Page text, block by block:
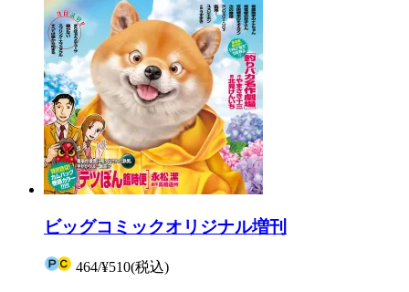
ビッグコミックオリジナル増刊
464/¥510(税込)